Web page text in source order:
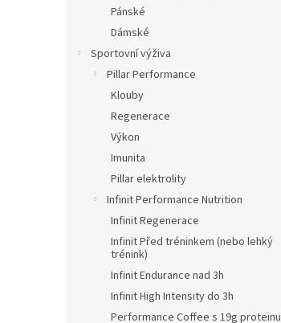
Pánské
Dámské
Sportovní výživa
Pillar Performance
Klouby
Regenerace
Výkon
Imunita
Pillar elektrolity
Infinit Performance Nutrition
Infinit Regenerace
Infinit Před tréninkem (nebo lehký
trénink)
Infinit Endurance nad 3h
Infinit High Intensity do 3h
Performance Coffee s 19g proteinu